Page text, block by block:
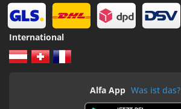
International
Alfa App Was ist das?